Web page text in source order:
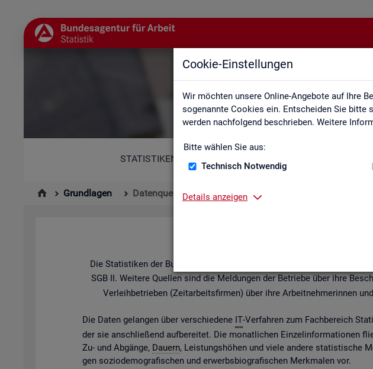
Cookie-Einstellungen
Wir möchten unsere Online-Angebote auf Ihre
sogenannte Cookies ein. Entscheiden Sie bitte
werden nachfolgend beschrieben. Weitere
Bitte wählen Sie aus:
Technisch Notwendig
Details anzeigen
STATISTIKEN
Grundlagen Datenquellen
Die Sta­tis­ti­ken der Bun­des­agen­tur für Ar­beit ba­sie­ren über­wie­gend
SGB II. Wei­te­re Quel­len sind die Mel­dun­gen der Be­trie­be über ihre
Ver­leih­be­trie­ben (Zeit­ar­beits­fir­men) über ihre Ar­beit­neh­me­rin­nen
Die Daten ge­lan­gen über ver­schie­de­ne IT-Ver­fah­ren zum Fach­be­reich
der sie an­schlie­ßend auf­be­rei­tet. Die mo­nat­li­chen Ein­zel­in­for­ma­tio­nen
Zu- und Ab­gän­ge, Dau­ern, Leis­tungs­hö­hen und viele an­de­re sta­tis­ti­sche
gen so­zio­de­mo­gra­fi­schen und er­werbs­bio­gra­fi­schen Merk­ma­len vor.